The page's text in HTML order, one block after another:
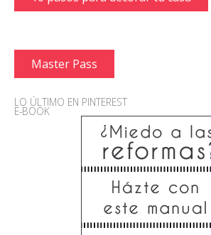
Master Pass
LO ÚLTIMO EN PINTEREST
E-BOOK